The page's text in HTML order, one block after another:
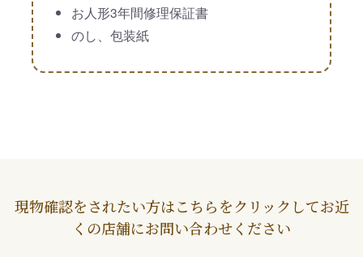
お人形3年間修理保証書
のし、包装紙
現物確認をされたい方はこちらをクリックしてお近
くの店舗にお問い合わせください